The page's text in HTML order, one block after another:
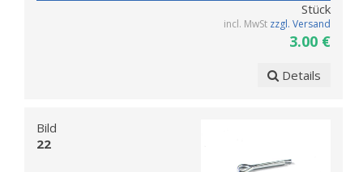
Stück
incl. MwSt zzgl. Versand
3.00 €
Details
Bild
22